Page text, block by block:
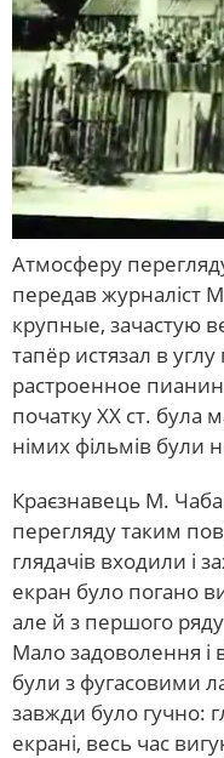
Атмосферу
передав журналіст
крупные, зачастую
тапёр истязал в
растроенное
початку ХХ ст. була
німих фільмів були
Краєзнавець М.
перегляду таким
глядачів входили і
екран було погано
але й з першого
Мало задоволення і
були з фугасовими
завжди було гучно:
екрані, весь час